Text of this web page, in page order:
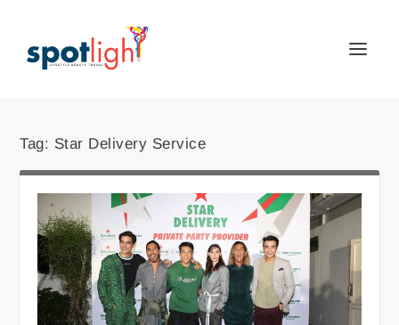
Tag: Star Delivery Service